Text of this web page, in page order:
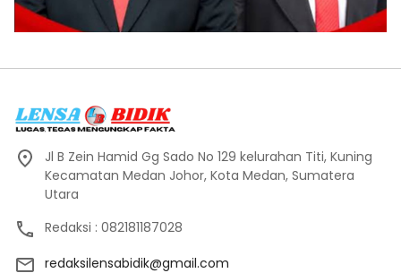
Jl B Zein Hamid Gg Sado No 129 kelurahan Titi, Kuning
Kecamatan Medan Johor, Kota Medan, Sumatera
Utara
Redaksi : 082181187028
redaksilensabidik@gmail.com